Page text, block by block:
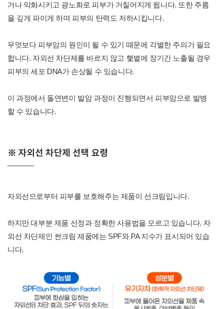
거나 악화시키고 광노화로 피부가 거칠어지게 됩니다. 또한 주름
을 깊게 파이게 하며 피부의 탄력도 저하시킵니다.
무엇보다 피부암의 원인이 될 수 있기 때문에 각별한 주의가 필요
합니다. 자외선 차단제를 바르지 않고 햋볕에 장기간 노출될 경우
피부의 세포 DNA가 손상될 수 있습니다.
이 과정에서 돌연변이 발암 과정이 진행되면서 피부암으로 발병
할 수 있습니다.
※ 자외선 차단제 선택 요령
자외선으로부터 피부를 보호해주는 제품이 선크림입니다.
하지만 대부분 제품 선정과 정확한 사용법을 모르고 있습니다. 자
외선 차단제인 썬크림 제품에는 SPF와 PA 지수가 표시되어 있습
니다.